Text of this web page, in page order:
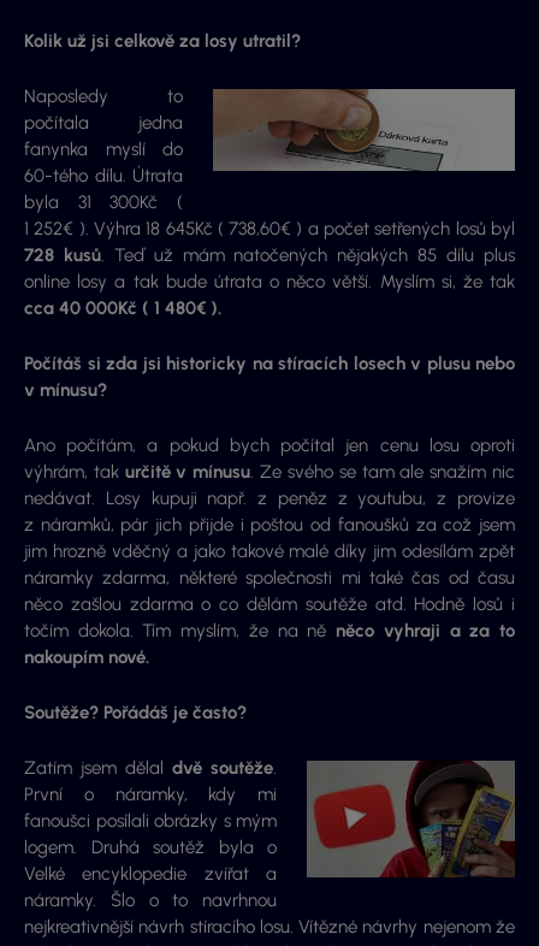
Kolik už jsi celkově za losy utratil?
Naposledy to
počítala jedna
fanynka myslí do
60-tého dílu. Útrata
byla 31 300Kč (
1 252€ ). Výhra 18 645Kč ( 738,60€ ) a počet setřených losů byl
728 kusů. Teď už mám natočených nějakých 85 dílu plus
online losy a tak bude útrata o něco větší. Myslím si, že tak
cca 40 000Kč ( 1 480€ ).
Počítáš si zda jsi historicky na stíracích losech v plusu nebo
v mínusu?
Ano počítám, a pokud bych počítal jen cenu losu oproti
výhrám, takurčitě v mínusu. Ze svého se tam ale snažím nic
nedávat. Losy kupuji např. z peněz z youtubu, z provize
z náramků, pár jich přijde i poštou od fanoušků za což jsem
jim hrozně vděčný a jako takové malé díky jim odesílám zpět
náramky zdarma, některé společnosti mi také čas od času
něco zašlou zdarma o co dělám soutěže atd. Hodně losů i
točím dokola. Tím myslím, že na ně něco vyhraji a za to
nakoupím nové.
Soutěže? Pořádáš je často?
Zatím jsem dělal dvě soutěže.
První o náramky, kdy mi
fanoušci posílali obrázky s mým
logem. Druhá soutěž byla o
Velké encyklopedie zvířat a
náramky. Šlo o to navrhnou
nejkreativnější návrh stíracího losu. Vítězné návrhy nejenom že